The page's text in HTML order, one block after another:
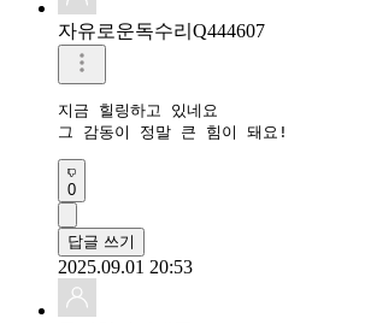
자유로운독수리Q444607
지금 힐링하고 있네요
그 감동이 정말 큰 힘이 돼요!
0
답글 쓰기
2025.09.01 20:53